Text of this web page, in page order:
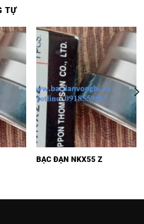
TỰ
BẠC ĐẠN NKX55 Z